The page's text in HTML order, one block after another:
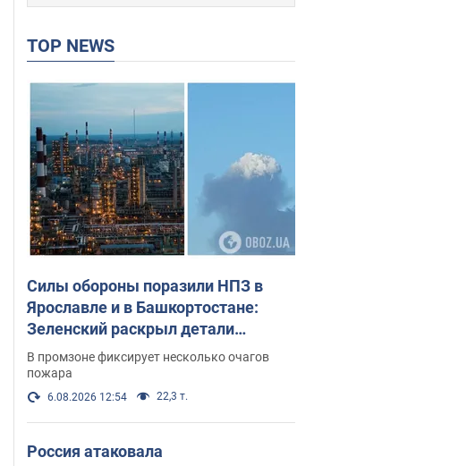
TOP NEWS
Силы обороны поразили НПЗ в
Ярославле и в Башкортостане:
Зеленский раскрыл детали
операции. Фото и видео
В промзоне фиксирует несколько очагов
пожара
6.08.2026 12:54 22,3 т.
Россия атаковала